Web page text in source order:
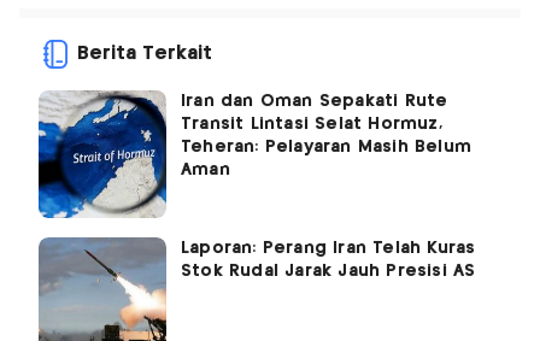
Berita Terkait
Iran dan Oman Sepakati Rute
Transit Lintasi Selat Hormuz,
Teheran: Pelayaran Masih Belum
Aman
Laporan: Perang Iran Telah Kuras
Stok Rudal Jarak Jauh Presisi AS